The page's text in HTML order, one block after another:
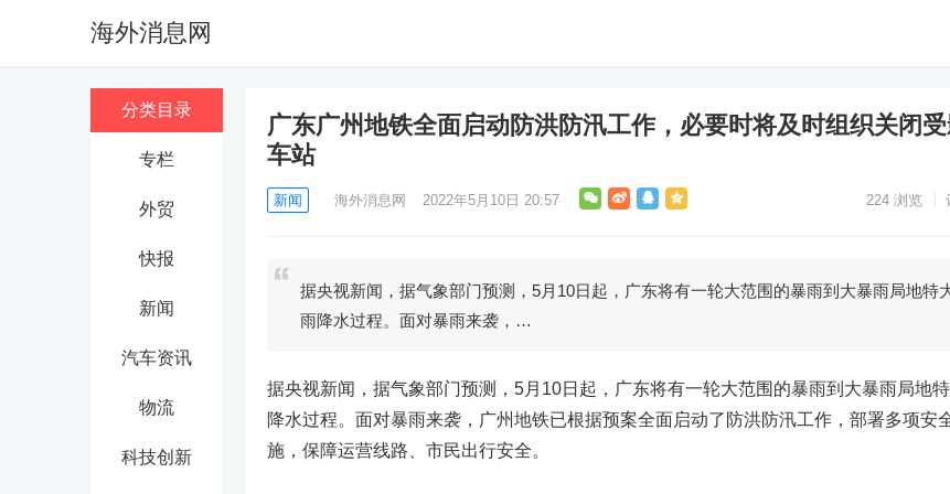
海外消息网
分类目录
专栏
外贸
快报
新闻
汽车资讯
物流
科技创新
广东广州地铁全面启动防洪防汛工作，必要时将及时组织关闭
车站
新闻 海外消息网 2022年5月10日 20:57 224 浏览
据央视新闻，据气象部门预测，5月10日起，广东将有一轮大范围的暴雨到大暴雨局地特
雨降水过程。面对暴雨来袭，…
据央视新闻，据气象部门预测，5月10日起，广东将有一轮大范围的暴雨到大暴雨局地
降水过程。面对暴雨来袭，广州地铁已根据预案全面启动了防洪防汛工作，部署多项安
施，保障运营线路、市民出行安全。